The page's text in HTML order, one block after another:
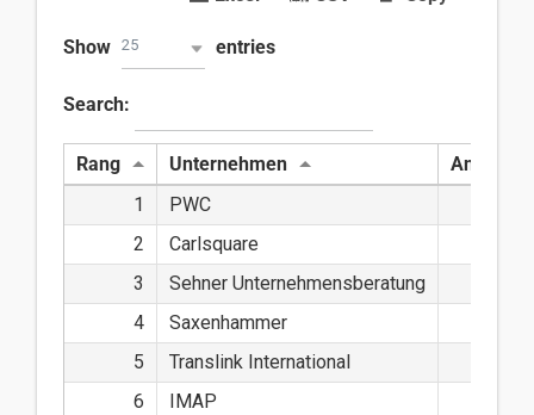
Show 25 entries
Search:
Rang Unternehmen
Anzahl
1
PWC
2
Carlsquare
3
Sehner Unternehmensberatung
4
Saxenhammer
5
Translink International
6
IMAP